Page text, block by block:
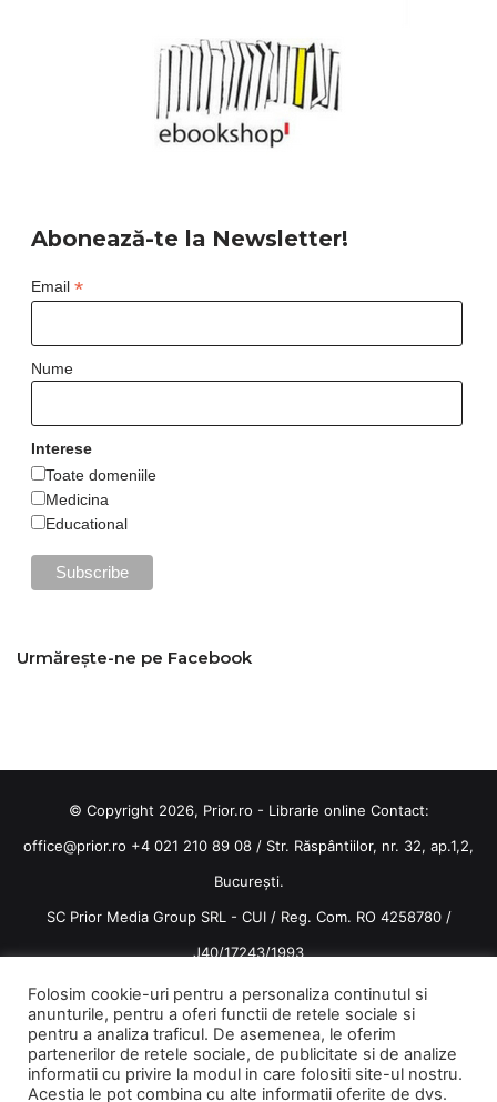
Abonează-te la Newsletter!
Email *
Nume
Interese
Toate domeniile
Medicina
Educational
Urmărește-ne pe Facebook
© Copyright 2026, Prior.ro - Librarie online Contact:
office@prior.ro +4 021 210 89 08 / Str. Răspântiilor, nr. 32, ap.1,2,
București.
SC Prior Media Group SRL - CUI / Reg. Com. RO 4258780 /
J40/17243/1993
Termeni și condiții/ Politica de confidentialitate
Terms and conditions
Folosim cookie-uri pentru a personaliza continutul si
anunturile, pentru a oferi functii de retele sociale si
pentru a analiza traficul. De asemenea, le oferim
partenerilor de retele sociale, de publicitate si de analize
informatii cu privire la modul in care folositi site-ul nostru.
Acestia le pot combina cu alte informatii oferite de dvs.